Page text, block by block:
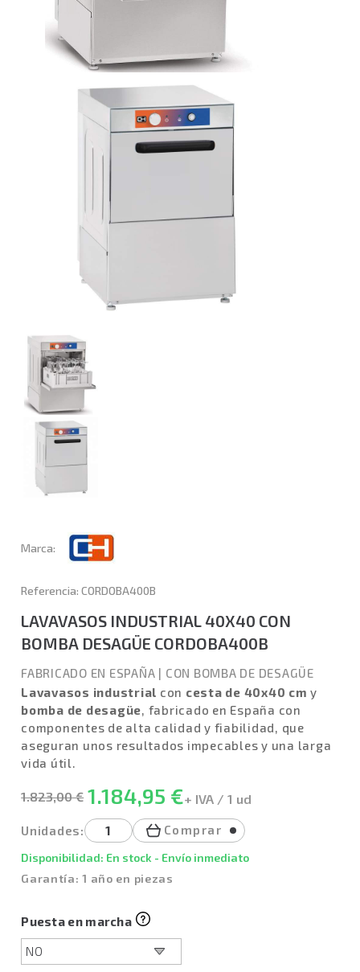
Marca:
Referencia: CORDOBA400B
LAVAVASOS INDUSTRIAL 40X40 CON
BOMBA DESAGÜE CORDOBA400B
FABRICADO EN ESPAÑA | CON BOMBA DE DESAGÜE
Lavavasos industrial con cesta de 40x40 cm y
bomba de desagüe, fabricado en España con
componentes de alta calidad y fiabilidad, que
aseguran unos resultados impecables y una larga
vida útil.
1.823,00 € 1.184,95 €+ IVA / 1 ud
Unidades: Comprar
Disponibilidad: En stock - Envío inmediato
Garantía: 1 año en piezas
Puesta en marcha